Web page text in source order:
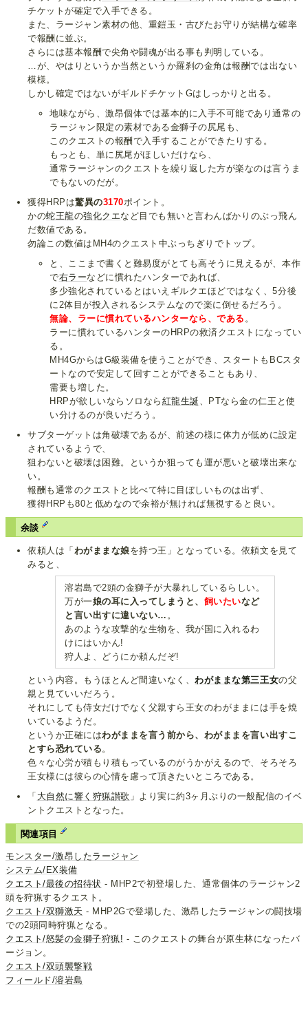
チケットが確定で入手できる。
また、ラージャン素材の他、重鎧玉・古びたお守りが結構な確率
で報酬に並ぶ。
さらには基本報酬で尖角や闘魂が出る事も判明している。
…が、やはりというか当然というか羅刹の金角は報酬では出ない
模様。
しかし確定ではないがギルドチケットGはしっかりと出る。
地味ながら、激昂個体では基本的に入手不可能であり通常の
ラージャン限定の素材である金獅子の尻尾も、
このクエストの報酬で入手することができたりする。
もっとも、単に尻尾がほしいだけなら、
通常ラージャンのクエストを繰り返した方が楽なのは言うま
でもないのだが。
獲得HRPは驚異の3170ポイント。
かの蛇王龍の強化クエなど目でも無いと言わんばかりのぶっ飛ん
だ数値である。
勿論この数値はMH4のクエスト中ぶっちぎりでトップ。
と、ここまで書くと難易度がとても高そうに見えるが、本作
で右ラーなどに慣れたハンターであれば、
多少強化されているとはいえギルクエほどではなく、5分後
に2体目が投入されるシステムなので楽に倒せるだろう。
無論、ラーに慣れているハンターなら、である 。
ラーに慣れているハンターのHRPの救済クエストになってい
る。
MH4GからはG級装備を使うことができ、スタートもBCスタ
ートなので安定して回すことができることもあり、
需要も増した。
HRPが欲しいならソロなら 紅龍生誕 、PTなら金の仁王と使
い分けるのが良いだろう。
サブターゲットは角破壊であるが、前述の様に体力が低めに設定
されているようで、
狙わないと破壊は困難。というか狙っても運が悪いと破壊出来な
い。
報酬も通常のクエストと比べて特に目ぼしいものは出ず、
獲得HRPも80と低めなので余裕が無ければ無視すると良い。
余談
依頼人は「 わがままな娘を持つ王」となっている。依頼文を見て
みると、
溶岩島で2頭の金獅子が大暴れしているらしい。
万が一娘の耳に入ってしまうと、 飼いたいなど
と言い出すに違いない… 。
あのような攻撃的な生物を、我が国に入れるわ
けにはいかん!
狩人よ、どうにか頼んだぞ!
という内容。もうほとんど間違いなく、 わがままな第三王女の父
親と見ていいだろう。
それにしても侍女だけでなく父親すら王女のわがままには手を焼
いているようだ。
というか正確にはわがままを言う前から、わがままを言い出すこ
とすら恐れている 。
色々な心労が積もり積もっているのがうかがえるので、そろそろ
王女様には彼らの心情を慮って頂きたいところである。
「 大自然に響く狩猟讃歌 」より実に約3ヶ月ぶりの一般配信のイベ
ントクエストとなった。
関連項目
モンスター/激昂したラージャン
システム/EX装備
クエスト/最後の招待状 - MHP2で初登場した、通常個体のラージャン2
頭を狩猟するクエスト。
クエスト/双獅激天 - MHP2Gで登場した、激昂したラージャンの闘技場
での2頭同時狩猟となる。
クエスト/怒髪の金獅子狩猟! - このクエストの舞台が原生林になったバ
ージョン。
クエスト/双頭襲撃戦
フィールド/溶岩島